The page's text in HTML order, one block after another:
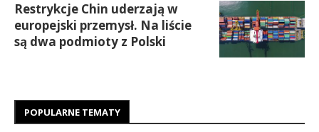
Restrykcje Chin uderzają w
europejski przemysł. Na liście
są dwa podmioty z Polski
POPULARNE TEMATY